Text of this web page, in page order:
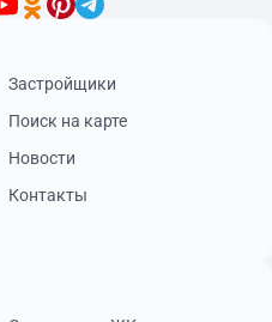
Застройщики
Поиск на карте
Новости
Контакты